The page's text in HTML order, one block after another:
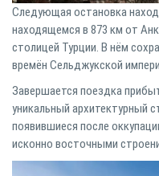
Следующая остановка
находящемся в 873 км от
столицей Турции. В нём
времён Сельджукской
Завершается поездка
уникальный архитектурный
появившиеся после
исконно восточными